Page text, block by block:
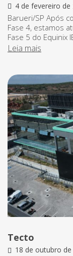
4 de fevereiro de
Barueri/SP Após
Fase 4, estamos
Fase 5 do Equinix
Leia mais
Tecto
18 de outubro